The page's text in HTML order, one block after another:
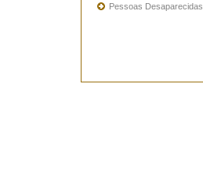
Pessoas Desaparecidas